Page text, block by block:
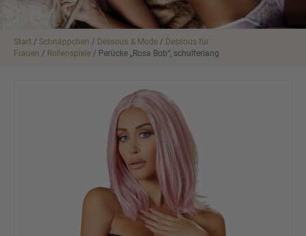
Start / Schnäppchen / Dessous & Mode / Dessous für
Frauen / Rollenspiele / Perücke „Rosa Bob“, schulterlang